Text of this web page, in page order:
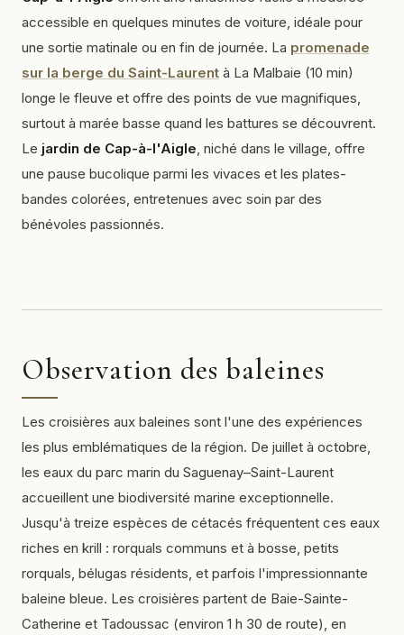
accessible en quelques minutes de voiture, idéale pour
une sortie matinale ou en fin de journée. La promenade
sur la berge du Saint-Laurent à La Malbaie (10 min)
longe le fleuve et offre des points de vue magnifiques,
surtout à marée basse quand les battures se découvrent.
Le jardin de Cap-à-l'Aigle, niché dans le village, offre
une pause bucolique parmi les vivaces et les plates-
bandes colorées, entretenues avec soin par des
bénévoles passionnés.
Observation des baleines
Les croisières aux baleines sont l'une des expériences
les plus emblématiques de la région. De juillet à octobre,
les eaux du parc marin du Saguenay–Saint-Laurent
accueillent une biodiversité marine exceptionnelle.
Jusqu'à treize espèces de cétacés fréquentent ces eaux
riches en krill : rorquals communs et à bosse, petits
rorquals, bélugas résidents, et parfois l'impressionnante
baleine bleue. Les croisières partent de Baie-Sainte-
Catherine et Tadoussac (environ 1 h 30 de route), en